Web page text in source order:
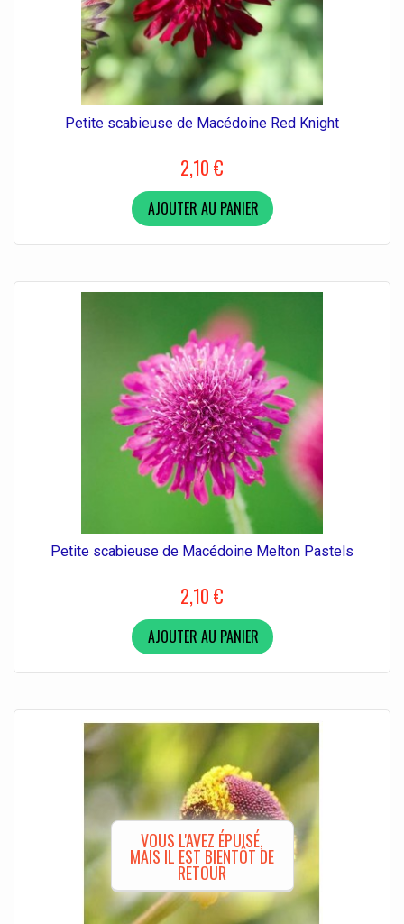
Petite scabieuse de Macédoine Red Knight
2,10 €
AJOUTER AU PANIER
Petite scabieuse de Macédoine Melton Pastels
2,10 €
AJOUTER AU PANIER
VOUS L'AVEZ ÉPUISÉ,
MAIS IL EST BIENTÔT DE
RETOUR